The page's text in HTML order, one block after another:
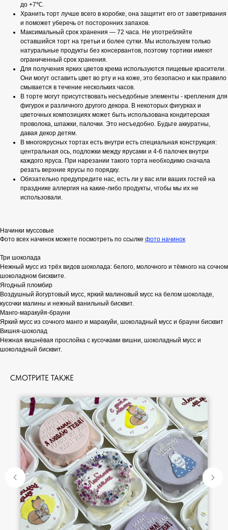
до +7℃.
Хранить торт лучше всего в коробке, она защитит его от заветривания
и поможет уберечь от посторонних запахов.
Максимальный срок хранения — 72 часа. Не употребляйте
оставшийся торт на третьи и более сутки. Мы используем только
натуральные продукты без консервантов, поэтому тортики имеют
ограниченный срок хранения.
Для получения ярких цветов крема используются пищевые красители.
Они могут оставить цвет во рту и на коже, это безопасно и как правило
смывается в течение нескольких часов.
В торте могут присутствовать несъедобные элементы - крепления для
фигурок и различного другого декора. В некоторых фигурках и
цветочных композициях может быть использована кондитерская
проволока, шпажки, палочки. Это несъедобно. Будьте аккуратны,
давая декор детям.
В многоярусных тортах есть внутри есть специальная конструкция:
центральная ось, подложки между ярусами и 4-6 палочек внутри
каждого яруса. При нарезании такого торта необходимо сначала
резать верхние ярусы по порядку.
Обязательно предупредите нас, есть ли у вас или ваших гостей на
празднике аллергия на какие-либо продукты, чтобы мы их не
использовали.
Начинки муссовые
Фото всех начинок можете посмотреть по ссылке фото начинок
Три шоколада
Нежный мусс из трёх видов шоколада: белого, молочного и тёмного на сочном
шоколадном бисквите.
Ягодный пломбир
Воздушный йогуртовый мусс, яркий малиновый мусс на белом шоколаде,
кусочки малины и нежный ванильный бисквит.
Манго-маракуйя-брауни
Яркий мусс из сочного манго и маракуйи, шоколадный мусс и брауни бисквит
Вишня-шоколад
Нежная вишнёвая прослойка с кусочками вишни, шоколадный мусс и
шоколадный бисквит.
СМОТРИТЕ ТАКЖЕ